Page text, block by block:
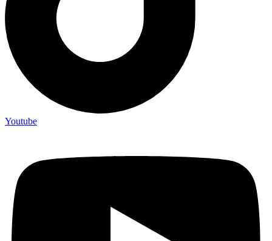
Youtube